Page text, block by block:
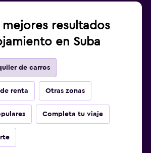
mejores resultados
en Suba
de carros
renta Otras zonas
Completa tu viaje